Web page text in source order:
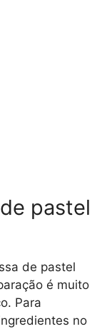
pastel
de pastel
é muito
Para
no